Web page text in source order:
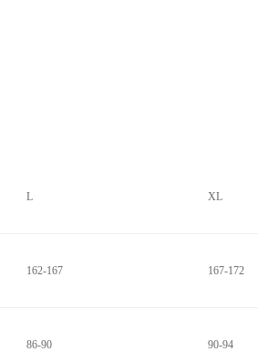
L XL
162-167 167-172
86-90 90-94